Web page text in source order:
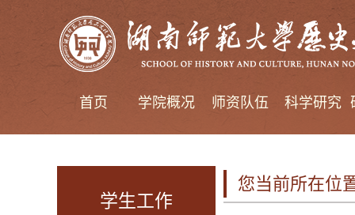
首页 学院概况 师资队伍 科学研究
学生工作
您当前所在位置